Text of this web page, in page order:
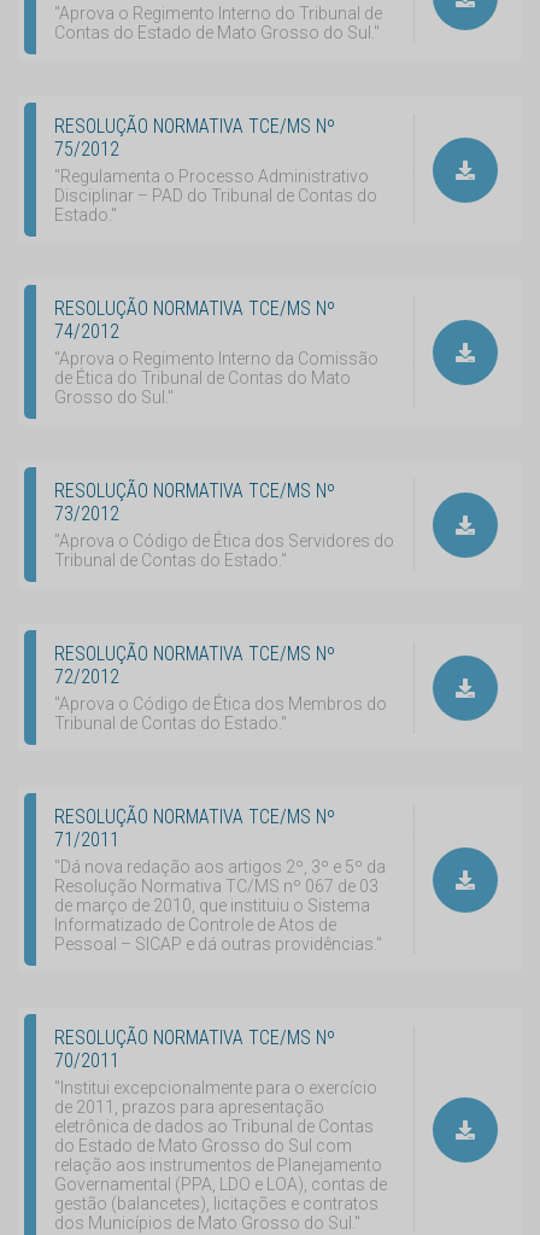
"Aprova o Regimento Interno do Tribunal de
Contas do Estado de Mato Grosso do Sul."
RESOLUÇÃO NORMATIVA TCE/MS Nº
75/2012
"Regulamenta o Processo Administrativo
Disciplinar – PAD do Tribunal de Contas do
Estado."
RESOLUÇÃO NORMATIVA TCE/MS Nº
74/2012
"Aprova o Regimento Interno da Comissão
de Ética do Tribunal de Contas do Mato
Grosso do Sul."
RESOLUÇÃO NORMATIVA TCE/MS Nº
73/2012
"Aprova o Código de Ética dos Servidores do
Tribunal de Contas do Estado."
RESOLUÇÃO NORMATIVA TCE/MS Nº
72/2012
"Aprova o Código de Ética dos Membros do
Tribunal de Contas do Estado."
RESOLUÇÃO NORMATIVA TCE/MS Nº
71/2011
"Dá nova redação aos artigos 2º, 3º e 5º da
Resolução Normativa TC/MS nº 067 de 03
de março de 2010, que instituiu o Sistema
Informatizado de Controle de Atos de
Pessoal – SICAP e dá outras providências."
RESOLUÇÃO NORMATIVA TCE/MS Nº
70/2011
"Institui excepcionalmente para o exercício
de 2011, prazos para apresentação
eletrônica de dados ao Tribunal de Contas
do Estado de Mato Grosso do Sul com
relação aos instrumentos de Planejamento
Governamental (PPA, LDO e LOA), contas de
gestão (balancetes), licitações e contratos
dos Municípios de Mato Grosso do Sul."